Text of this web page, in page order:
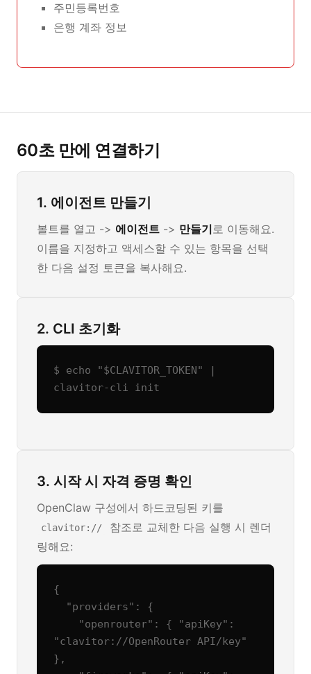
주민등록번호
은행 계좌 정보
60초 만에 연결하기
1. 에이전트 만들기
볼트를 열고 -> 에이전트 -> 만들기로 이동해요.
이름을 지정하고 액세스할 수 있는 항목을 선택
한 다음 설정 토큰을 복사해요.
2. CLI 초기화
$ echo "$CLAVITOR_TOKEN" |
clavitor-cli init
3. 시작 시 자격 증명 확인
OpenClaw 구성에서 하드코딩된 키를
clavitor://
참조로 교체한 다음 실행 시 렌더
링해요:
{
"clavitor://OpenRouter API/key"
},